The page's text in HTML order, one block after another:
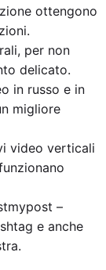
ottengono
per non
delicato.
in russo e in
migliore
video verticali
–
e anche